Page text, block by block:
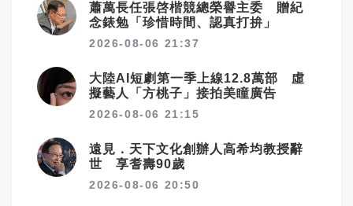
蕭萬長任張啓楷競總榮譽主委 贈紀
念錶勉「珍惜時間、認真打拚」
2026-08-06 21:37
大陸AI短劇第一季上線12.8萬部 虛
擬藝人「方桃子」接拍美瞳廣告
2026-08-06 21:15
遠見．天下文化創辦人高希均教授辭
世 享耆壽90歲
2026-08-06 20:50